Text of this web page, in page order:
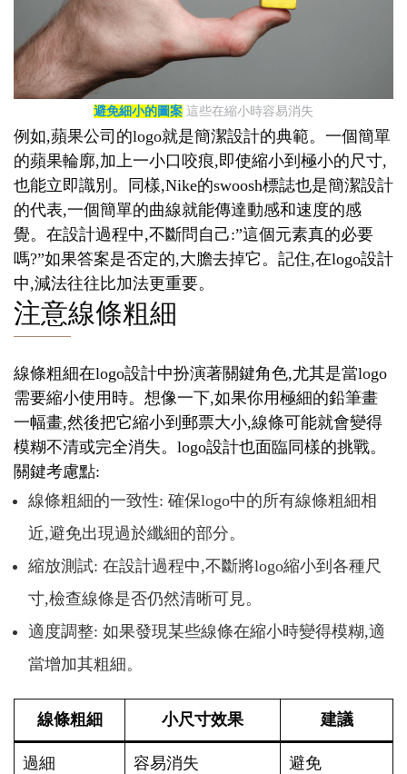
避免細小的圖案 這些在縮小時容易消失
例如,蘋果公司的logo就是簡潔設計的典範。一個簡單
的蘋果輪廓,加上一小口咬痕,即使縮小到極小的尺寸,
也能立即識別。同樣,Nike的swoosh標誌也是簡潔設計
的代表,一個簡單的曲線就能傳達動感和速度的感
覺。在設計過程中,不斷問自己:”這個元素真的必要
嗎?”如果答案是否定的,大膽去掉它。記住,在logo設計
中,減法往往比加法更重要。
注意線條粗細
線條粗細在logo設計中扮演著關鍵角色,尤其是當logo
需要縮小使用時。想像一下,如果你用極細的鉛筆畫
一幅畫,然後把它縮小到郵票大小,線條可能就會變得
模糊不清或完全消失。logo設計也面臨同樣的挑戰。
關鍵考慮點:
線條粗細的一致性: 確保logo中的所有線條粗細相
近,避免出現過於纖細的部分。
縮放測試: 在設計過程中,不斷將logo縮小到各種尺
寸,檢查線條是否仍然清晰可見。
適度調整: 如果發現某些線條在縮小時變得模糊,適
當增加其粗細。
線條粗細 小尺寸效果 建議
過細 容易消失 避免